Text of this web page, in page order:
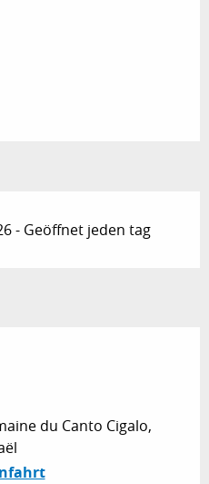
- Geöffnet jeden tag
du Canto Cigalo,